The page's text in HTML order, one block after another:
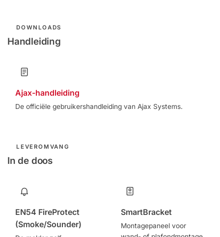
DOWNLOADS
Handleiding
Ajax-handleiding
De officiële gebruikershandleiding van Ajax Systems.
LEVEROMVANG
In de doos
EN54 FireProtect
(Smoke/Sounder)
SmartBracket
Montagepaneel voor